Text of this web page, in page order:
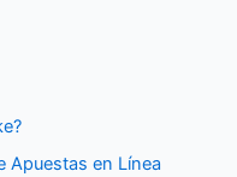
Apuestas en Línea